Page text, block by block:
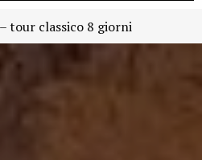
tour classico 8 giorni